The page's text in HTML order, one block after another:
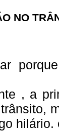
NO
, a
hilário.